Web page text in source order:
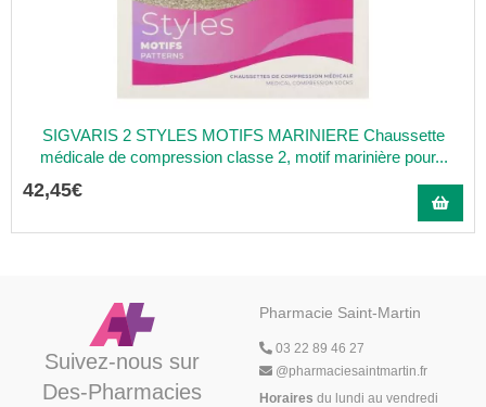
SIGVARIS 2 STYLES MOTIFS MARINIERE Chaussette
médicale de compression classe 2, motif marinière pour...
42,45€
Suivez-nous sur
Des-Pharmacies
Pharmacie Saint-Martin
03 22 89 46 27
@pharmaciesaintmartin.fr
Horaires du lundi au vendredi